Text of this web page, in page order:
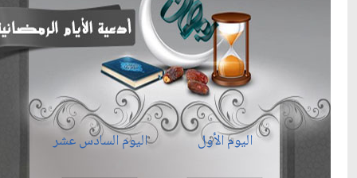
اليوم الأول اليوم السادس عشر